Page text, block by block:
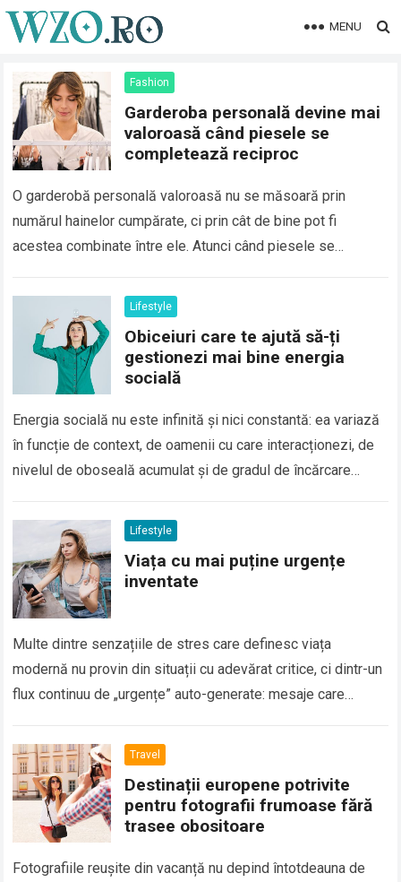
MENU
Fashion
Garderoba personală devine mai
valoroasă când piesele se
completează reciproc
O garderobă personală valoroasă nu se măsoară prin
numărul hainelor cumpărate, ci prin cât de bine pot fi
acestea combinate între ele. Atunci când piesele se
Lifestyle
Obiceiuri care te ajută să-ți
gestionezi mai bine energia
socială
Energia socială nu este infinită și nici constantă: ea variază
în funcție de context, de oamenii cu care interacționezi, de
nivelul de oboseală acumulat și de gradul de încărcare
Lifestyle
Viața cu mai puține urgențe
inventate
Multe dintre senzațiile de stres care definesc viața
modernă nu provin din situații cu adevărat critice, ci dintr-un
flux continuu de „urgențe” auto-generate: mesaje care
Travel
Destinații europene potrivite
pentru fotografii frumoase fără
trasee obositoare
Fotografiile reușite din vacanță nu depind întotdeauna de